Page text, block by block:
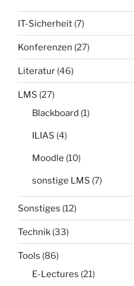
IT-Sicherheit (7)
Konferenzen (27)
Literatur (46)
LMS (27)
Blackboard (1)
ILIAS (4)
Moodle (10)
sonstige LMS (7)
Sonstiges (12)
Technik (33)
Tools (86)
E-Lectures (21)